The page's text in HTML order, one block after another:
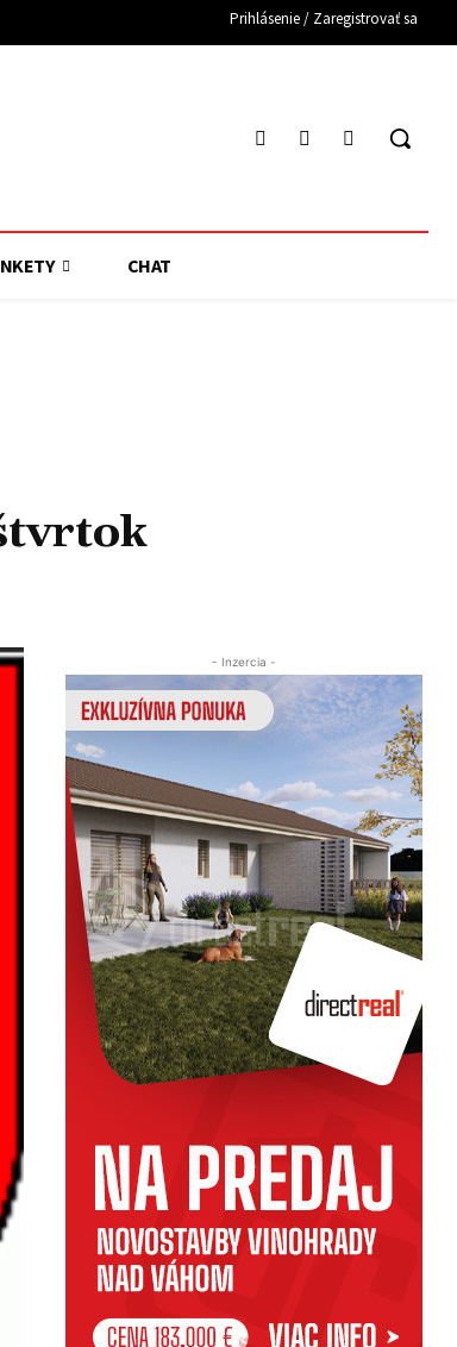
Prihlásenie / Zaregistrovať sa
CHAT
- Inzercia -